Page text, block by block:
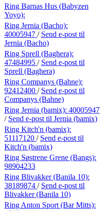
Ring Barnas Hus (Babyzen
Yoyo):
Ring Jernia (Bacho):
40005947 / Send e-post til
Jernia (Bacho)
Ring Sprell (Baghera):
47484995 / Send e-post til
Sprell (Baghera)
Ring Companys (Bahne):
92412400 / Send e-post til
Companys (Bahne)
Ring Jernia (bamix): 40005947
/ Send e-post til Jernia (bamix)
Ring Kitch'n (bamix):
51117120 / Send e-post til
Kitch'n (bamix)
Ring Søstrene Grene (Bangs):
98904233
Ring Blivakker (Banila 10):
38189874 / Send e-post til
Blivakker (Banila 10)
Ring Anton Sport (Bar Mitts):